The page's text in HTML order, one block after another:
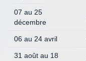
07 au 25
décembre
06 au 24 avril
31 août au 18